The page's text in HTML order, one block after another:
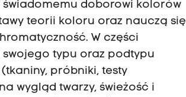
doborowi kolorów
teorii koloru oraz nauczą się
W części
typu oraz podtypu
próbniki, testy
wygląd twarzy, świeżość i